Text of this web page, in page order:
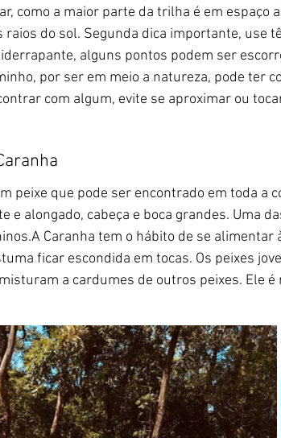
como a maior parte da trilha é em espaço
raios do sol. Segunda dica importante, use
alguns pontos podem ser
por ser em meio a natureza, pode ter
com algum, evite se aproximar ou
peixe que pode ser encontrado em toda a
e alongado, cabeça e boca grandes. Uma
Caranha tem o hábito de se
ficar escondida em tocas. Os peixes
a cardumes de outros peixes. Ele